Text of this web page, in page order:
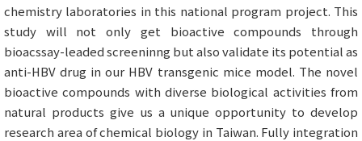
chemistry laboratories in this national program project. This
study will not only get bioactive compounds through
bioacssay-leaded screeninng but also validate its potential as
anti-HBV drug in our HBV transgenic mice model. The novel
bioactive compounds with diverse biological activities from
natural products give us a unique opportunity to develop
research area of chemical biology in Taiwan. Fully integration